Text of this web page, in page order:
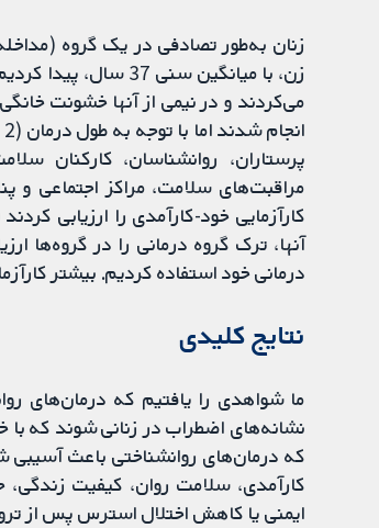
زن، با میانگین سنی
پرستاران، روانشناسان، کارکنان
مراقبت‌های سلامت، مراکز اجتماعی و
کارآزمایی خود-کار‌آمدی را ارزیابی
آنها، ترک گروه درمانی را در گروه‌ها
درمانی خود استفاده کردیم. بیشتر
‌نتایج کلیدی
ما شواهدی را یافتیم که درمان‌های
که درمان‌های روانشناختی باعث آسیبی
کارآمدی، سلامت روان، کیفیت
ایمنی یا کاهش اختلال استرس پس از